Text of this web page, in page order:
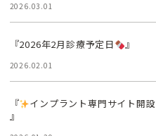
2026.03.01
『2026年2月診療予定日 』
2026.02.01
『
インプラント専門サイト開設
』